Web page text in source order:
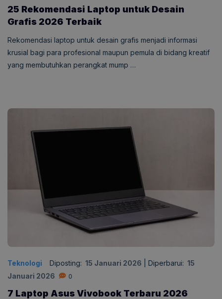
25 Rekomendasi Laptop untuk Desain
Grafis 2026 Terbaik
Rekomendasi laptop untuk desain grafis menjadi informasi
krusial bagi para profesional maupun pemula di bidang kreatif
yang membutuhkan perangkat mump …
Teknologi Diposting: 15 Januari 2026 Diperbarui: 15
Januari 2026
0
7 Laptop Asus Vivobook Terbaru 2026